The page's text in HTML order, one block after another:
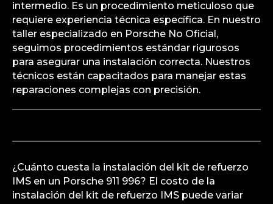
intermedio. Es un procedimiento meticuloso que
requiere experiencia técnica específica. En nuestro
taller especializado en Porsche No Oficial,
seguimos procedimientos estándar rigurosos
para asegurar una instalación correcta. Nuestros
técnicos están capacitados para manejar estas
reparaciones complejas con precisión.
¿Cuánto cuesta la instalación del kit de refuerzo
IMS en un Porsche 911 996? El costo de la
instalación del kit de refuerzo IMS puede variar